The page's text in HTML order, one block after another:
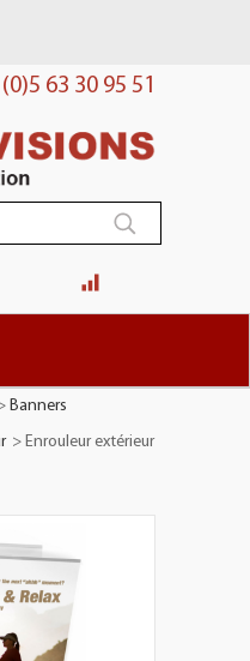
(0)5 63 30 95 51
Banners
> Enrouleur extérieur